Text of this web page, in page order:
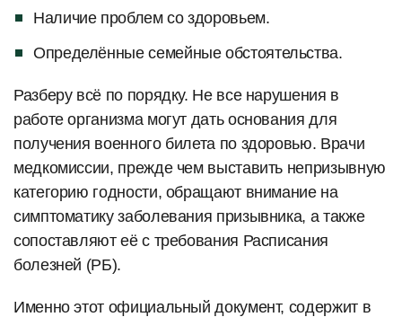
Наличие проблем со здоровьем.
Определённые семейные обстоятельства.
Разберу всё по порядку. Не все нарушения в
работе организма могут дать основания для
получения военного билета по здоровью. Врачи
медкомиссии, прежде чем выставить непризывную
категорию годности, обращают внимание на
симптоматику заболевания призывника, а также
сопоставляют её с требования Расписания
болезней (РБ).
Именно этот официальный документ, содержит в